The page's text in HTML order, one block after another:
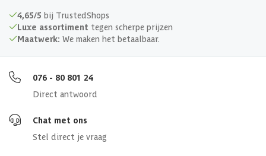
4,65/5 bij TrustedShops
Luxe assortiment tegen scherpe prijzen
Maatwerk: We maken het betaalbaar.
076 - 80 801 24
Direct antwoord
Chat met ons
Stel direct je vraag